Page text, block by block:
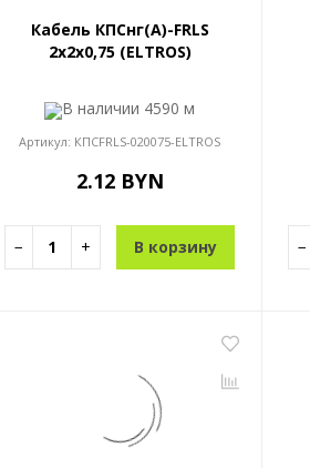
Кабель КПСнг(A)-FRLS
2x2x0,75 (ELTROS)
В наличии 4590 м
Артикул: КПСFRLS-020075-ELTROS
2.12 BYN
− + В корзину −